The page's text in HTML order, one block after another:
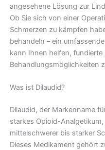
angesehene Lösung zur
Ob Sie sich von einer
Schmerzen zu kämpfen
behandeln – ein
kann Ihnen helfen,
Behandlungsmöglichkeiten
Was ist Dilaudid?
Dilaudid, der Markenname
starkes Opioid-
mittelschwerer bis starker
Dieses Medikament gehört